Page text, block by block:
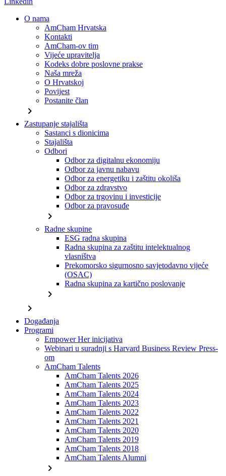
O nama
AmCham Hrvatska
Kontakti
AmCham-ov tim
Vijeće upravitelja
Kodeks dobre poslovne prakse
Naša mreža
O Hrvatskoj
Povijest
Postanite član
chevron_right
Zastupanje stajališta
Sastanci s dionicima
Stajališta
Odbori
Odbor za digitalnu ekonomiju
Odbor za javnu nabavu
Odbor za energetiku i zaštitu okoliša
Odbor za zdravstvo
Odbor za trgovinu i investicije
Odbor za pravosuđe
chevron_right
Radne skupine
ESG radna skupina
Radna skupina za zaštitu intelektualnog
vlasništva
Prekomorsko sigurnosno savjetodavno vijeće
(OSAC)
Radna skupina za kartično poslovanje
chevron_right
chevron_right
Događanja
Programi
Empower Her inicijativa
Webinari u suradnji s Harvard Business Review Press-
om
AmCham Talents
AmCham Talents 2026
AmCham Talents 2025
AmCham Talents 2024
AmCham Talents 2023
AmCham Talents 2022
AmCham Talents 2021
AmCham Talents 2020
AmCham Talents 2019
AmCham Talents 2018
AmCham Talents Alumni
chevron_right